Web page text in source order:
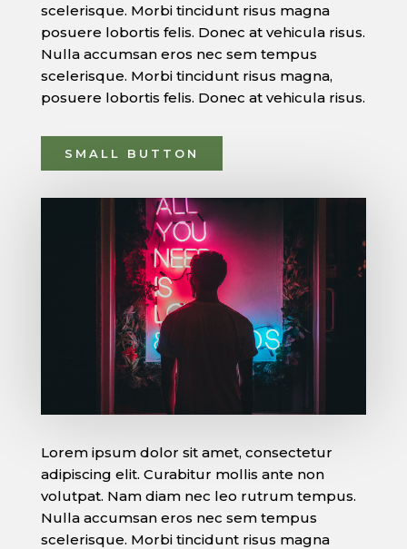
scelerisque. Morbi tincidunt risus magna
posuere lobortis felis. Donec at vehicula risus.
Nulla accumsan eros nec sem tempus
scelerisque. Morbi tincidunt risus magna,
posuere lobortis felis. Donec at vehicula risus.
SMALL BUTTON
Lorem ipsum dolor sit amet, consectetur
adipiscing elit. Curabitur mollis ante non
volutpat. Nam diam nec leo rutrum tempus.
Nulla accumsan eros nec sem tempus
scelerisque. Morbi tincidunt risus magna